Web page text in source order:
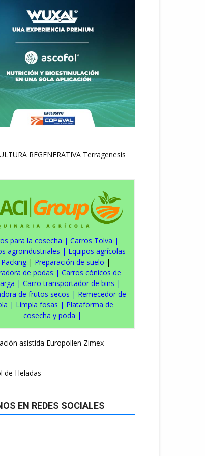
para la cosecha | Carros Tolva |
agroindustriales | Equipos agrícolas
Packing| Preparación de suelo |
de podas | Carros cónicos de
| Carro transportador de bins |
de frutos secos | Remecedor de
| Limpia fosas | Plataforma de
cosecha y poda |
EN REDES SOCIALES